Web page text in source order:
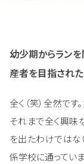
幼少期からラン
産者を目指された
全く（笑）全然で
それまで全く興味
を出たわけではな
係学校に通っていま